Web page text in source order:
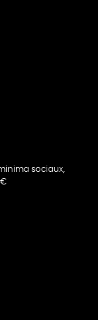
sociaux,